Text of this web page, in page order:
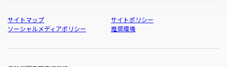
サイトマップ
サイトポリシー
ソーシャルメディアポリシー
推奨環境